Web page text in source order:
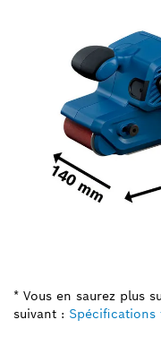
* Vous en saurez plus
suivant :